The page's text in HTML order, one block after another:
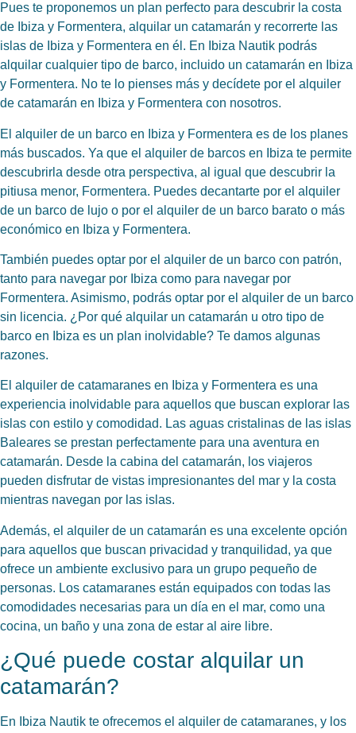
Pues te proponemos un plan perfecto para descubrir la costa
de Ibiza y Formentera, alquilar un catamarán y recorrerte las
islas de Ibiza y Formentera en él. En Ibiza Nautik podrás
alquilar cualquier tipo de barco, incluido un catamarán en Ibiza
y Formentera. No te lo pienses más y decídete por el alquiler
de catamarán en Ibiza y Formentera con nosotros.
El alquiler de un barco en Ibiza y Formentera es de los planes
más buscados. Ya que el alquiler de barcos en Ibiza te permite
descubrirla desde otra perspectiva, al igual que descubrir la
pitiusa menor, Formentera. Puedes decantarte por el alquiler
de un barco de lujo o por el alquiler de un barco barato o más
económico en Ibiza y Formentera.
También puedes optar por el alquiler de un barco con patrón,
tanto para navegar por Ibiza como para navegar por
Formentera. Asimismo, podrás optar por el alquiler de un barco
sin licencia. ¿Por qué alquilar un catamarán u otro tipo de
barco en Ibiza es un plan inolvidable? Te damos algunas
razones.
El alquiler de catamaranes en Ibiza y Formentera es una
experiencia inolvidable para aquellos que buscan explorar las
islas con estilo y comodidad. Las aguas cristalinas de las islas
Baleares se prestan perfectamente para una aventura en
catamarán. Desde la cabina del catamarán, los viajeros
pueden disfrutar de vistas impresionantes del mar y la costa
mientras navegan por las islas.
Además, el alquiler de un catamarán es una excelente opción
para aquellos que buscan privacidad y tranquilidad, ya que
ofrece un ambiente exclusivo para un grupo pequeño de
personas. Los catamaranes están equipados con todas las
comodidades necesarias para un día en el mar, como una
cocina, un baño y una zona de estar al aire libre.
¿Qué puede costar alquilar un
catamarán?
En Ibiza Nautik te ofrecemos el alquiler de catamaranes, y los